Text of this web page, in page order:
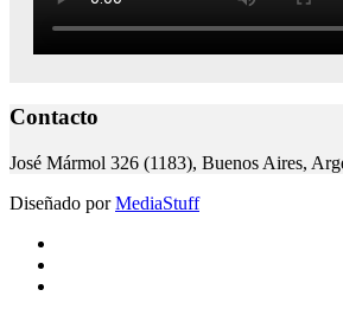
Contacto
José Mármol 326 (1183), Buenos Aires,
Diseñado porMediaStuff